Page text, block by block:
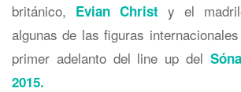
británico, Evian Christ y el
algunas de las figuras
primer adelanto del line up del
2015.